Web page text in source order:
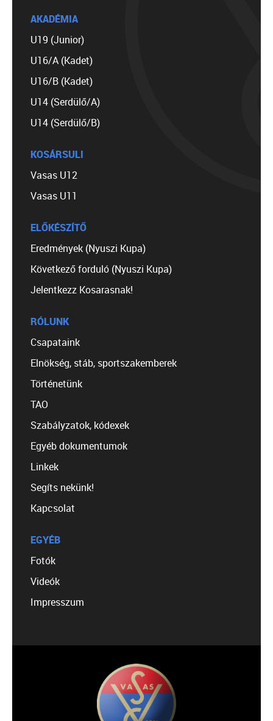
AKADÉMIA
U19 (Junior)
U16/A (Kadet)
U16/B (Kadet)
U14 (Serdülő/A)
U14 (Serdülő/B)
KOSÁRSULI
Vasas U12
Vasas U11
ELŐKÉSZÍTŐ
Eredmények (Nyuszi Kupa)
Következő forduló (Nyuszi Kupa)
Jelentkezz Kosarasnak!
RÓLUNK
Csapataink
Elnökség, stáb, sportszakemberek
Történetünk
TAO
Szabályzatok, kódexek
Egyéb dokumentumok
Linkek
Segíts nekünk!
Kapcsolat
EGYÉB
Fotók
Videók
Impresszum